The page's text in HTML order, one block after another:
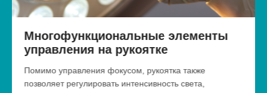
Многофункциональные элементы
управления на рукоятке
Помимо управления фокусом, рукоятка также
позволяет регулировать интенсивность света,